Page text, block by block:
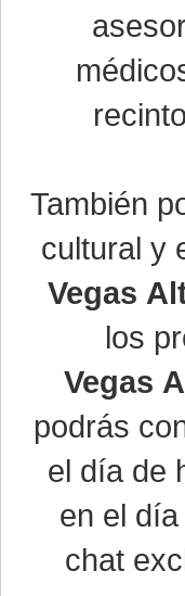
También
cultural y
Vegas
los
Vegas
podrás
el día de
en el
chat